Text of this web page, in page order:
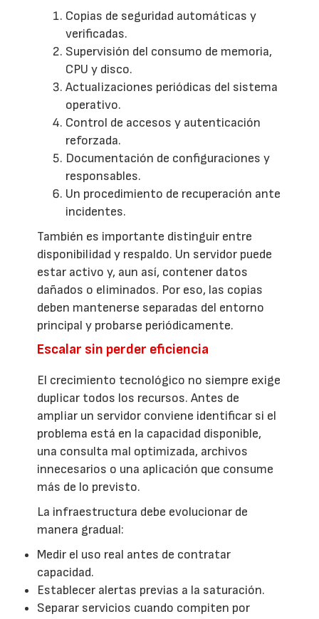
Copias de seguridad automáticas y
verificadas.
Supervisión del consumo de memoria,
CPU y disco.
Actualizaciones periódicas del sistema
operativo.
Control de accesos y autenticación
reforzada.
Documentación de configuraciones y
responsables.
Un procedimiento de recuperación ante
incidentes.
También es importante distinguir entre
disponibilidad y respaldo. Un servidor puede
estar activo y, aun así, contener datos
dañados o eliminados. Por eso, las copias
deben mantenerse separadas del entorno
principal y probarse periódicamente.
Escalar sin perder eficiencia
El crecimiento tecnológico no siempre exige
duplicar todos los recursos. Antes de
ampliar un servidor conviene identificar si el
problema está en la capacidad disponible,
una consulta mal optimizada, archivos
innecesarios o una aplicación que consume
más de lo previsto.
La infraestructura debe evolucionar de
manera gradual:
Medir el uso real antes de contratar
capacidad.
Establecer alertas previas a la saturación.
Separar servicios cuando compiten por